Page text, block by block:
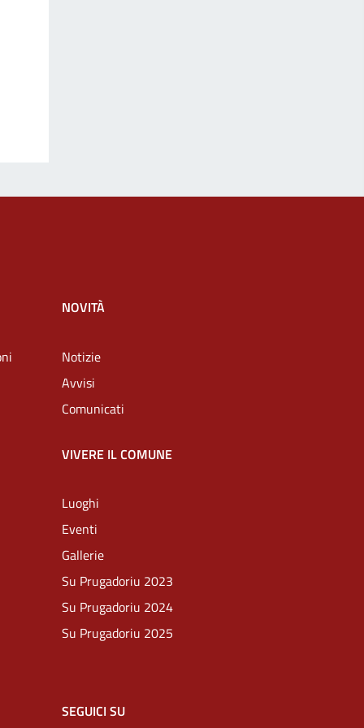
NOVITÀ
Notizie
Avvisi
Comunicati
VIVERE IL COMUNE
Luoghi
Eventi
Gallerie
Su Prugadoriu 2023
Su Prugadoriu 2024
Su Prugadoriu 2025
SEGUICI SU